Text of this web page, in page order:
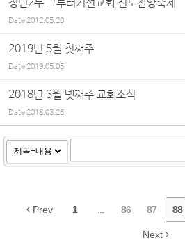
청년2부 그루터기선교회 전도찬양축제
Date2012.05.20
2019년 5월 첫째주
Date2019.05.05
2018년 3월 넷째주 교회소식
Date2018.03.26
Prev 1 ... 86 87 88
Next